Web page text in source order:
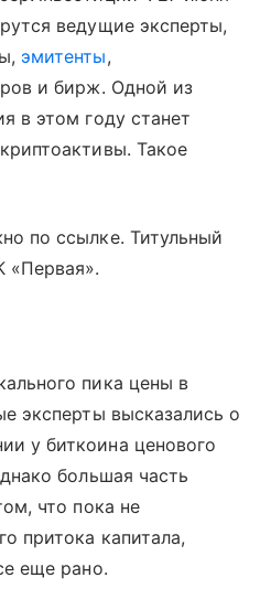
ведущие эксперты,
эмитенты,
и бирж. Одной из
в этом году станет
Такое
по ссылке. Титульный
«Первая».
пика цены в
эксперты высказались о
у биткоина ценового
большая часть
что пока не
притока капитала,
еще рано.